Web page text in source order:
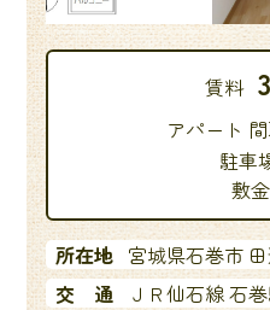
賃料
アパート
駐車
敷
所在地 宮城県石巻市
交 通
ＪＲ仙石線 石